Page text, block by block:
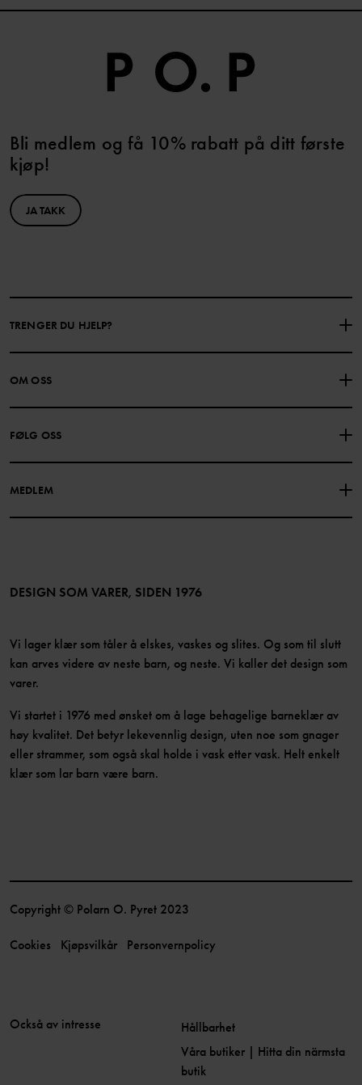
Bli medlem og få 10% rabatt på ditt første
kjøp!
JA TAKK
TRENGER DU HJELP?
KONTAKTE OSS
GAVEKORTSALDO KJØPSVILKÅR
PERSONVERNPOLICY
OM OSS
FØLG OSS
MEDLEM
Bli medlem
DESIGN SOM VARER, SIDEN 1976
Vi lager klær som tåler å elskes, vaskes og slites. Og som til slutt
kan arves videre av neste barn, og neste. Vi kaller det design som
varer.
Vi startet i 1976 med ønsket om å lage behagelige barneklær av
høy kvalitet. Det betyr lekevennlig design, uten noe som gnager
eller strammer, som også skal holde i vask etter vask. Helt enkelt
klær som lar barn være barn.
Copyright © Polarn O. Pyret 2023
Cookies Kjøpsvilkår Personvernpolicy
Också av intresse
Hållbarhet
Våra butiker | Hitta din närmsta
butik